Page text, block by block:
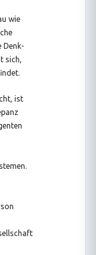
wie
Denk-
sich,
ist